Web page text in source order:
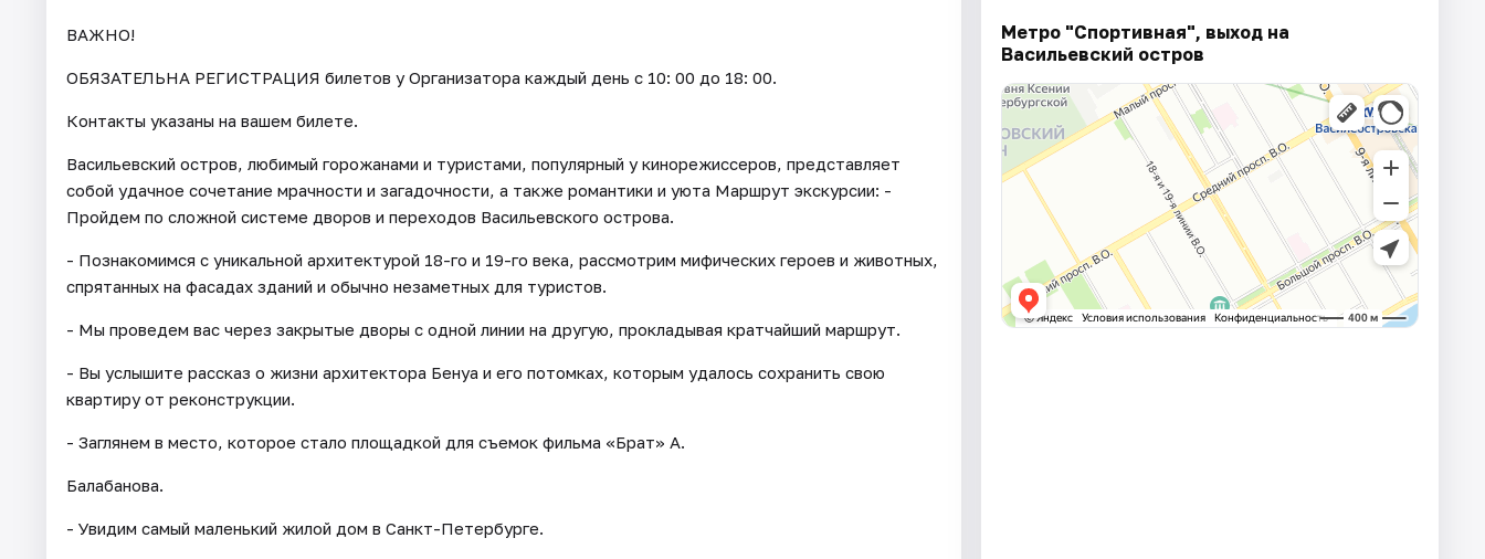
ВАЖНО!
ОБЯЗАТЕЛЬНА РЕГИСТРАЦИЯ билетов у Организатора каждый день c 10: 00 до 18: 00.
Контакты указаны на вашем билете.
Васильевский остров, любимый горожанами и туристами, популярный у кинорежиссеров, представляет
собой удачное сочетание мрачности и загадочности, а также романтики и уюта Маршрут экскурсии: -
Пройдем по сложной системе дворов и переходов Васильевского острова.
- Познакомимся с уникальной архитектурой 18-го и 19-го века, рассмотрим мифических героев и животных,
спрятанных на фасадах зданий и обычно незаметных для туристов.
- Мы проведем вас через закрытые дворы с одной линии на другую, прокладывая кратчайший маршрут.
- Вы услышите рассказ о жизни архитектора Бенуа и его потомках, которым удалось сохранить свою
квартиру от реконструкции.
- Заглянем в место, которое стало площадкой для съемок фильма «Брат» А.
Балабанова.
- Увидим самый маленький жилой дом в Санкт-Петербурге.
Метро "Спортивная", выход на
Васильевский остров